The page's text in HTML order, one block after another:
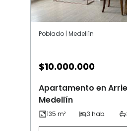
Poblado | Medellín
$10.000.000
Apartamento en
Medellín